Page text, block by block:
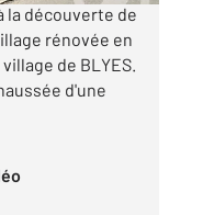
la découverte de
rénovée en
de BLYES.
d'une